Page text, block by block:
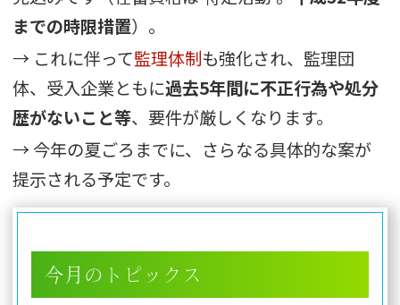
までの時限措置）。
→ これに伴って監理体制も強化され、監理団
体、受入企業ともに過去5年間に不正行為や処分
歴がないこと等、要件が厳しくなります。
→ 今年の夏ごろまでに、さらなる具体的な案が
提示される予定です。
今月のトピックス